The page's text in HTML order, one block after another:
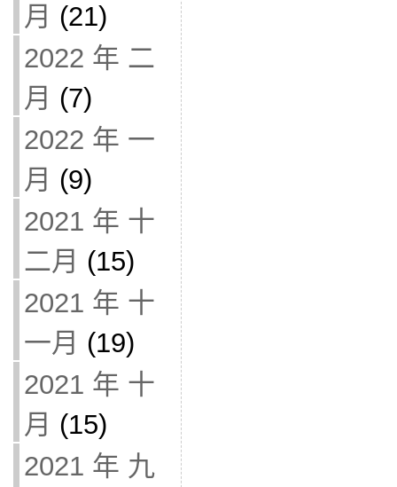
月 (21)
2022 年 二
月 (7)
2022 年 一
月 (9)
2021 年 十
二月 (15)
2021 年 十
一月 (19)
2021 年 十
月 (15)
2021 年 九